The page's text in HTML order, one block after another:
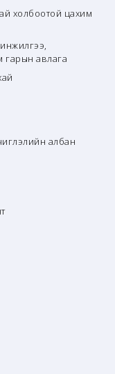
холбоотой цахим
гарын авлага
албан